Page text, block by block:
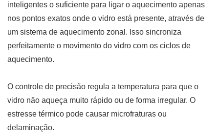
inteligentes o suficiente para ligar o aquecimento apenas
nos pontos exatos onde o vidro está presente, através de
um sistema de aquecimento zonal. Isso sincroniza
perfeitamente o movimento do vidro com os ciclos de
aquecimento.
O controle de precisão regula a temperatura para que o
vidro não aqueça muito rápido ou de forma irregular. O
estresse térmico pode causar microfraturas ou
delaminação.